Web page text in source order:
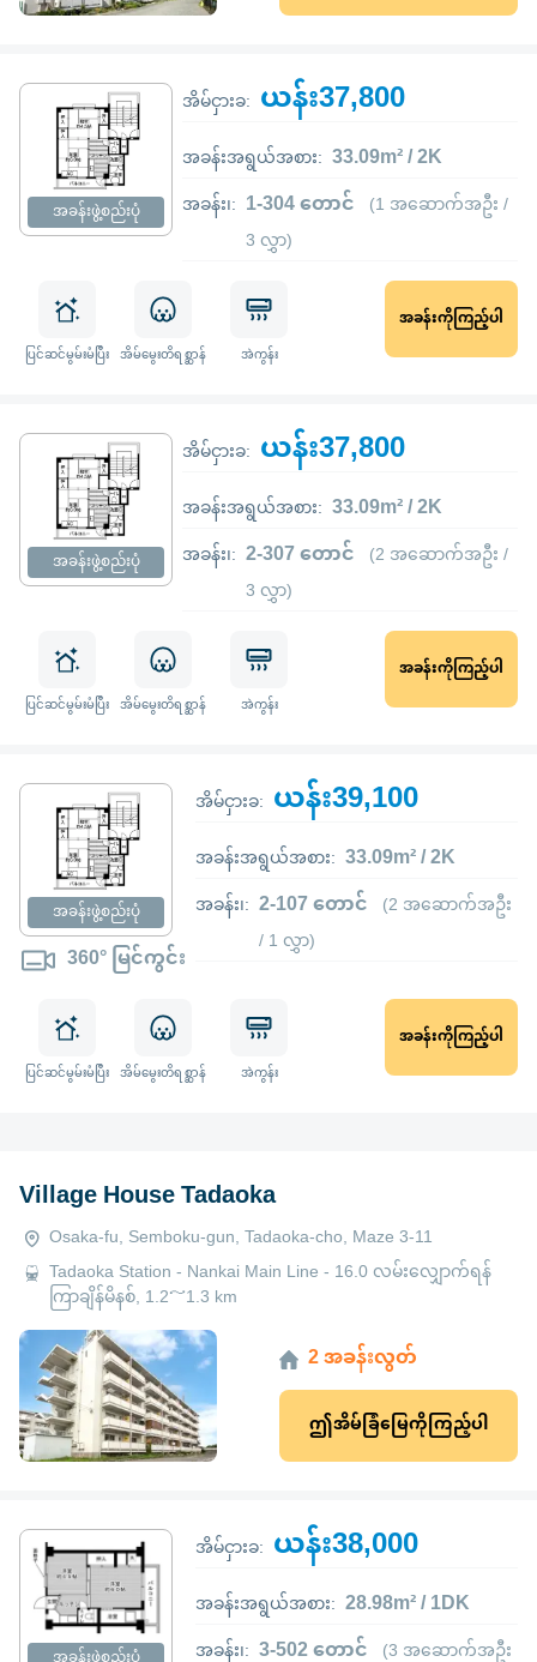
အခန်းဖွဲ့စည်းပုံ
အိမ်ငှားခ: ယန်း37,800
အခန်းအရွယ်အစား: 33.09m² / 2K
အခန်း၊: 1-304 တောင် (1 အဆောက်အဦး /
3 လွှာ)
ပြင်ဆင်မွမ်းမံပြီး အိမ်မွေးတိရစ္ဆာန် အဲကွန်း
အခန်းကိုကြည့်ပါ
အခန်းဖွဲ့စည်းပုံ
အိမ်ငှားခ: ယန်း37,800
အခန်းအရွယ်အစား: 33.09m² / 2K
အခန်း၊: 2-307 တောင် (2 အဆောက်အဦး /
3 လွှာ)
ပြင်ဆင်မွမ်းမံပြီး အိမ်မွေးတိရစ္ဆာန် အဲကွန်း
အခန်းကိုကြည့်ပါ
အခန်းဖွဲ့စည်းပုံ
360° မြင်ကွင်း
အိမ်ငှားခ: ယန်း39,100
အခန်းအရွယ်အစား: 33.09m² / 2K
အခန်း၊: 2-107 တောင် (2 အဆောက်အဦး
/ 1 လွှာ)
ပြင်ဆင်မွမ်းမံပြီး အိမ်မွေးတိရစ္ဆာန် အဲကွန်း
အခန်းကိုကြည့်ပါ
Village House Tadaoka
Osaka-fu, Semboku-gun, Tadaoka-cho, Maze 3-11
Tadaoka Station - Nankai Main Line - 16.0 လမ်းလျှောက်ရန်
ကြာချိန်မိနစ်, 1.2～1.3 km
2 အခန်းလွတ်
ဤအိမ်ခြံမြေကိုကြည့်ပါ
အိမ်ငှားခ: ယန်း38,000
အခန်းအရွယ်အစား: 28.98m² / 1DK
အခန်း၊: 3-502 တောင် (3 အဆောက်အဦး